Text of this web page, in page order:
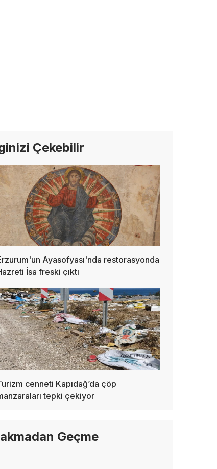
Çekebilir
Ayasofyası'nda restorasyonda
İsa freski çıktı
cenneti Kapıdağ’da çöp
tepki çekiyor
Geçme